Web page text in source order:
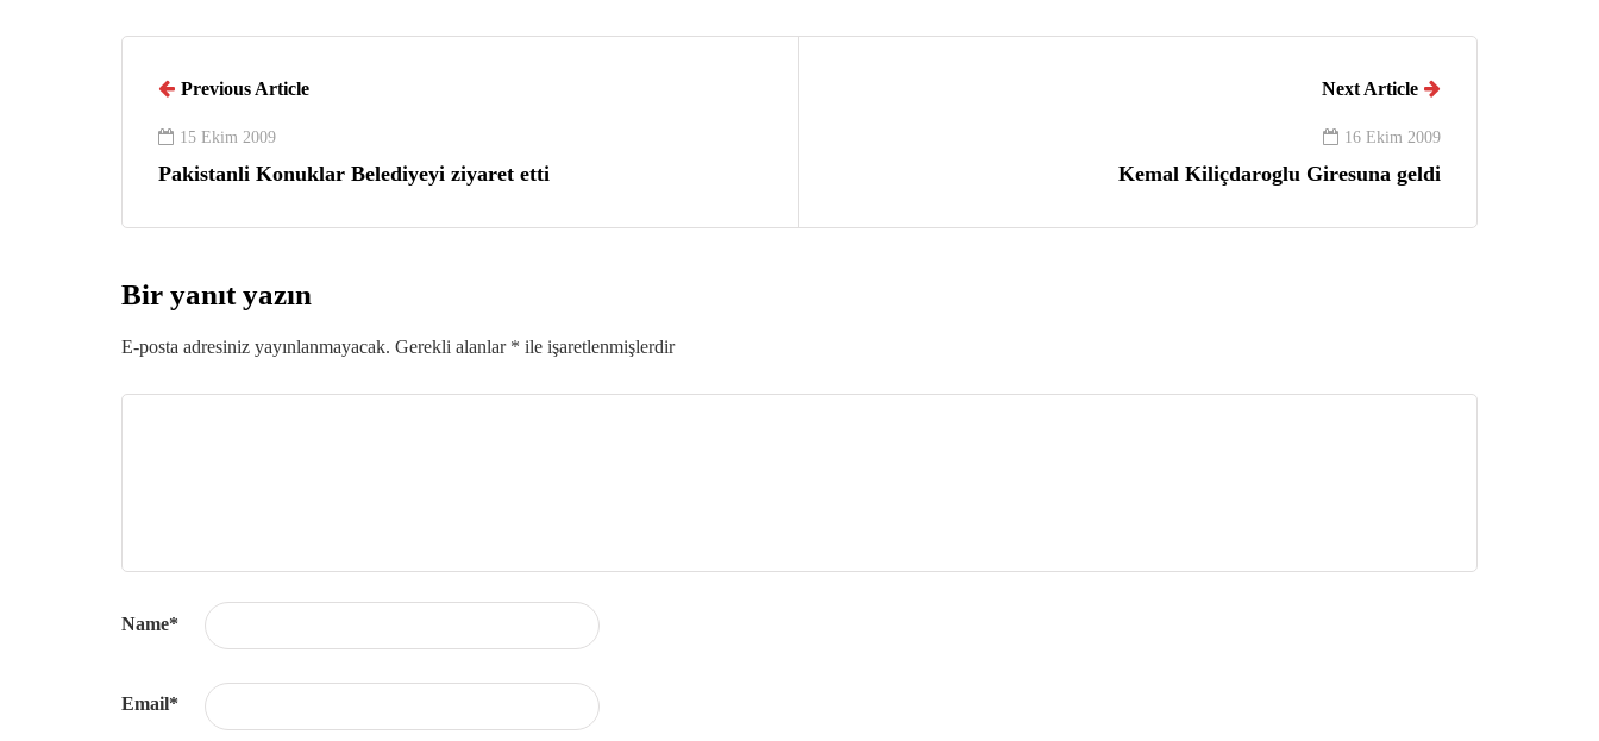
Previous Article
15 Ekim 2009
Pakistanli Konuklar Belediyeyi ziyaret etti
Next Article
16 Ekim 2009
Kemal Kiliçdaroglu Giresuna geldi
Bir yanıt yazın
E-posta adresiniz yayınlanmayacak. Gerekli alanlar * ile işaretlenmişlerdir
Name*
Email*